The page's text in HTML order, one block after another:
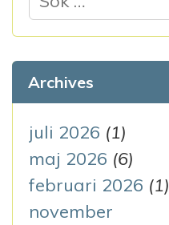
ö
e
f
t
e
r
:
Archives
juli 2026 (1)
maj 2026 (6)
februari 2026 (1)
november